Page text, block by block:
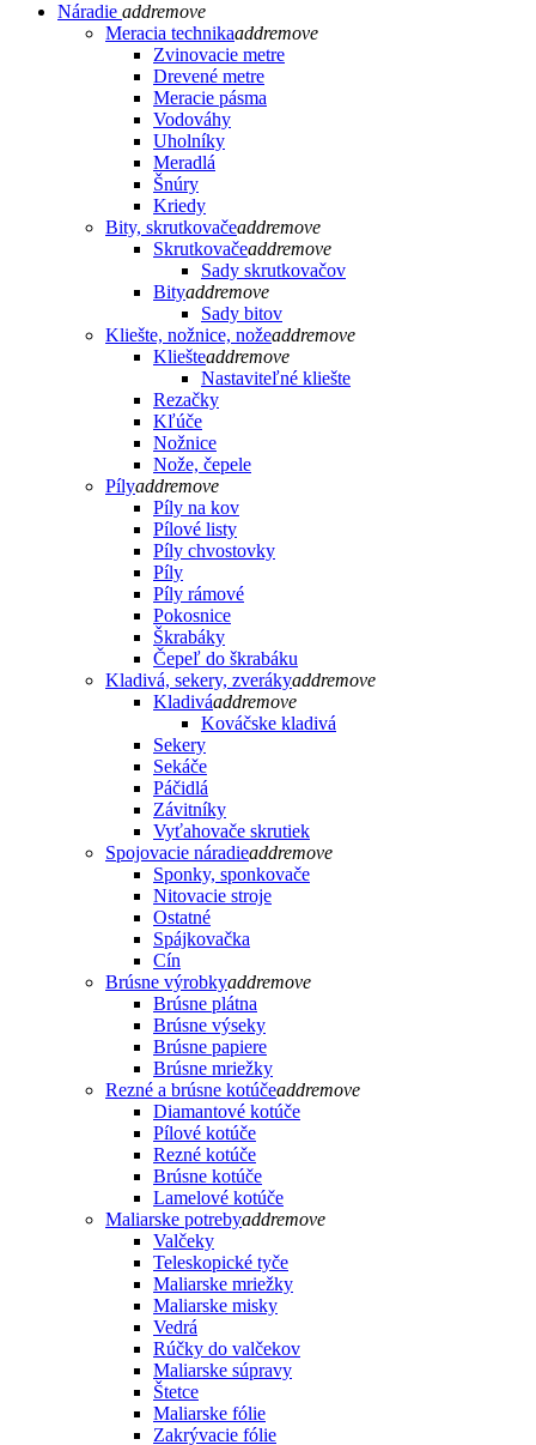
Náradie addremove
Meracia technikaaddremove
Zvinovacie metre
Drevené metre
Meracie pásma
Vodováhy
Uholníky
Meradlá
Šnúry
Kriedy
Bity, skrutkovačeaddremove
Skrutkovačeaddremove
Sady skrutkovačov
Bityaddremove
Sady bitov
Kliešte, nožnice, nožeaddremove
Kliešteaddremove
Nastaviteľné kliešte
Rezačky
Kľúče
Nožnice
Nože, čepele
Pílyaddremove
Píly na kov
Pílové listy
Píly chvostovky
Píly
Píly rámové
Pokosnice
Škrabáky
Čepeľ do škrabáku
Kladivá, sekery, zverákyaddremove
Kladiváaddremove
Kováčske kladivá
Sekery
Sekáče
Páčidlá
Závitníky
Vyťahovače skrutiek
Spojovacie náradieaddremove
Sponky, sponkovače
Nitovacie stroje
Ostatné
Spájkovačka
Cín
Brúsne výrobkyaddremove
Brúsne plátna
Brúsne výseky
Brúsne papiere
Brúsne mriežky
Rezné a brúsne kotúčeaddremove
Diamantové kotúče
Pílové kotúče
Rezné kotúče
Brúsne kotúče
Lamelové kotúče
Maliarske potrebyaddremove
Valčeky
Teleskopické tyče
Maliarske mriežky
Maliarske misky
Vedrá
Rúčky do valčekov
Maliarske súpravy
Štetce
Maliarske fólie
Zakrývacie fólie